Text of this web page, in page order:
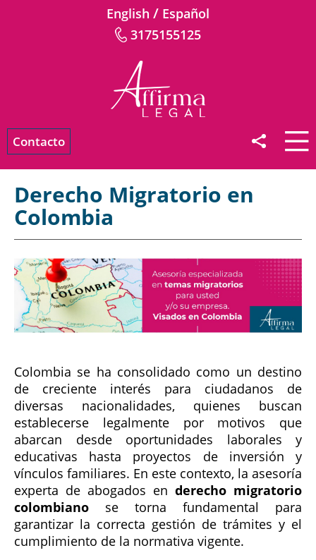
English / Español
3175155125
Contacto
Derecho Migratorio en
Colombia
Colombia se ha consolidado como un destino
de creciente interés para ciudadanos de
diversas nacionalidades, quienes buscan
establecerse legalmente por motivos que
abarcan desde oportunidades laborales y
educativas hasta proyectos de inversión y
vínculos familiares. En este contexto, la asesoría
experta de abogados en derecho migratorio
colombiano se torna fundamental para
garantizar la correcta gestión de trámites y el
cumplimiento de la normativa vigente.